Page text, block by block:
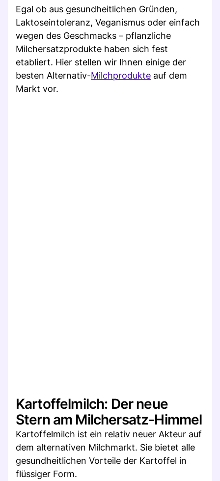
Egal ob aus gesundheitlichen Gründen,
Laktoseintoleranz, Veganismus oder einfach
wegen des Geschmacks – pflanzliche
Milchersatzprodukte haben sich fest
etabliert. Hier stellen wir Ihnen einige der
besten Alternativ-Milchprodukte auf dem
Markt vor.
Kartoffelmilch: Der neue
Stern am Milchersatz-Himmel
Kartoffelmilch ist ein relativ neuer Akteur auf
dem alternativen Milchmarkt. Sie bietet alle
gesundheitlichen Vorteile der Kartoffel in
flüssiger Form.